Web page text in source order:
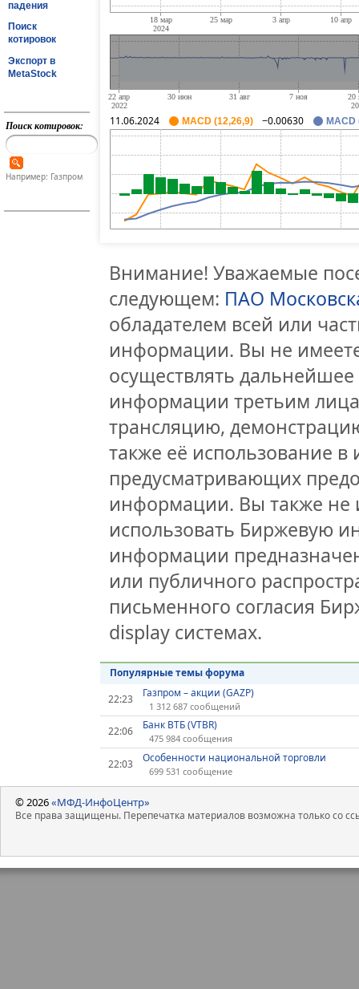
падения
Поиск
котировок
Экспорт в
MetaStock
Поиск котировок:
Например: Газпром
11.06.2024 MACD (12,26,9) −0.00630 MACD
Внимание! Уважаемые
следующем: ПАО
обладателем всей или
информации. Вы не
осуществлять
информации третьим
трансляцию,
также её использование
предусматривающих
информации. Вы также не
использовать Биржевую
информации
или публичного
письменного согласия
display системах.
Популярные темы форума
22:23
Газпром – акции (GAZP)
1 312 687 сообщений
22:06 Банк ВТБ (VTBR)
475 984 сообщения
22:03 Особенности национальной торговли
699 531 сообщение
© 2026«МФД-ИнфоЦентр»
Все права защищены. Перепечатка материалов возможна только со